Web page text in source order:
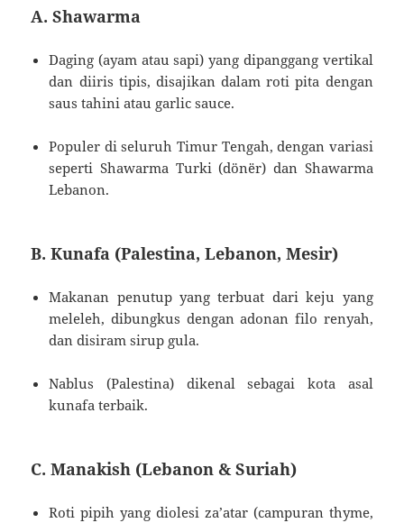
A. Shawarma
Daging (ayam atau sapi) yang dipanggang vertikal
dan diiris tipis, disajikan dalam roti pita dengan
saus tahini atau garlic sauce.
Populer di seluruh Timur Tengah, dengan variasi
seperti Shawarma Turki (dönër) dan Shawarma
Lebanon.
B. Kunafa (Palestina, Lebanon, Mesir)
Makanan penutup yang terbuat dari keju yang
meleleh, dibungkus dengan adonan filo renyah,
dan disiram sirup gula.
Nablus (Palestina) dikenal sebagai kota asal
kunafa terbaik.
C. Manakish (Lebanon & Suriah)
Roti pipih yang diolesi za’atar (campuran thyme,